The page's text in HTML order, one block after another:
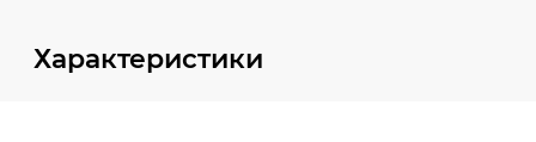
Характеристики